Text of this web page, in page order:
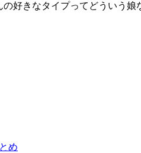
好きなタイプってどういう
め